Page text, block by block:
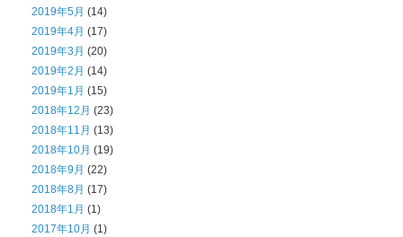
2019年5月 (14)
2019年4月 (17)
2019年3月 (20)
2019年2月 (14)
2019年1月 (15)
2018年12月 (23)
2018年11月 (13)
2018年10月 (19)
2018年9月 (22)
2018年8月 (17)
2018年1月 (1)
2017年10月 (1)